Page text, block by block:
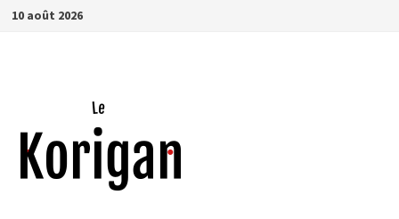
Passer
10 août 2026